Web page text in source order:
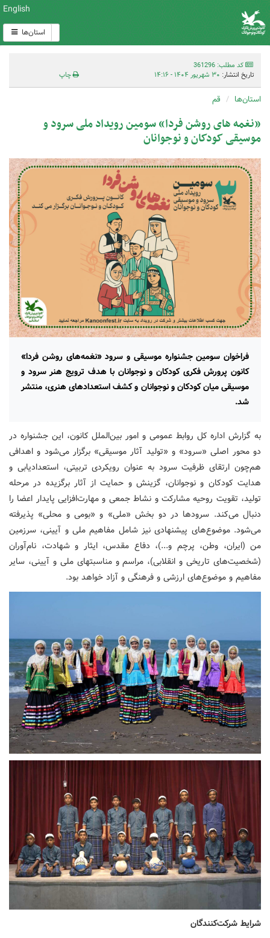
English
استان‌ها
کد مطلب: 361296
تاریخ انتشار: ۳۰ شهریور ۱۴۰۴ - ۱۴:۱۶ چاپ
استان‌ها قم
«نغمه های روشن فردا» سومین رویداد ملی سرود و
موسیقی کودکان و نوجوانان
فراخوان سومین جشنواره موسیقی و سرود «نغمه‌های روشن فردا»
کانون پرورش فکری کودکان و نوجوانان با هدف ترویج هنر سرود و
موسیقی میان کودکان و نوجوانان و کشف استعدادهای هنری، منتشر
شد.
به گزارش اداره کل روابط عمومی و امور بین‌الملل کانون، این جشنواره در
دو محور اصلی «سرود» و «تولید آثار موسیقی» برگزار می‌شود و اهدافی
هم‌چون ارتقای ظرفیت سرود به عنوان رویکردی تربیتی، استعدادیابی و
هدایت کودکان و نوجوانان، گزینش و حمایت از آثار برگزیده در مرحله
تولید، تقویت روحیه مشارکت و نشاط جمعی و مهارت‌افزایی پایدار اعضا را
دنبال می‌کند. سرودها در دو بخش «ملی» و «بومی و محلی» پذیرفته
می‌شود. موضوع‌های پیشنهادی نیز شامل مفاهیم ملی و آیینی، سرزمین
من (ایران، وطن، پرچم و...)، دفاع مقدس، ایثار و شهادت، نام‌آوران
(شخصیت‌های تاریخی و انقلابی)، مراسم و مناسبت­های ملی و آیینی، سایر
مفاهیم و موضوع‌های ارزشی و فرهنگی و آزاد خواهد بود.
شرایط شرکت‌کنندگان